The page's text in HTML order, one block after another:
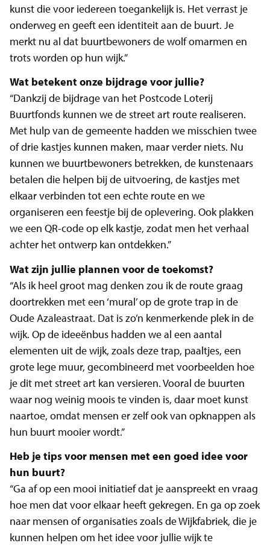
kunst die voor iedereen toegankelijk is. Het verrast je
onderweg en geeft een identiteit aan de buurt. Je
merkt nu al dat buurtbewoners de wolf omarmen en
trots worden op hun wijk.”
Wat betekent onze bijdrage voor jullie?
“Dankzij de bijdrage van het Postcode Loterij
Buurtfonds kunnen we de street art route realiseren.
Met hulp van de gemeente hadden we misschien twee
of drie kastjes kunnen maken, maar verder niets. Nu
kunnen we buurtbewoners betrekken, de kunstenaars
betalen die helpen bij de uitvoering, de kastjes met
elkaar verbinden tot een echte route en we
organiseren een feestje bij de oplevering. Ook plakken
we een QR-code op elk kastje, zodat men het verhaal
achter het ontwerp kan ontdekken.”
Wat zijn jullie plannen voor de toekomst?
“Als ik heel groot mag denken zou ik de route graag
doortrekken met een ‘mural’ op de grote trap in de
Oude Azaleastraat. Dat is zo’n kenmerkende plek in de
wijk. Op de ideeënbus hadden we al een aantal
elementen uit de wijk, zoals deze trap, paaltjes, een
grote lege muur, gecombineerd met voorbeelden hoe
je dit met street art kan versieren. Vooral de buurten
waar nog weinig moois te vinden is, daar moet kunst
naartoe, omdat mensen er zelf ook van opknappen als
hun buurt mooier wordt.”
Heb je tips voor mensen met een goed idee voor
hun buurt?
“Ga af op een mooi initiatief dat je aanspreekt en vraag
hoe men dat voor elkaar heeft gekregen. En ga op zoek
naar mensen of organisaties zoals de Wijkfabriek, die je
kunnen helpen om het idee voor jullie wijk te